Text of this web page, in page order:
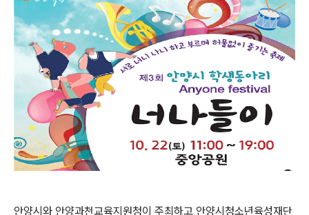
안양시와 안양과천교육지원청이 주최하고 안양시청소년육성재단